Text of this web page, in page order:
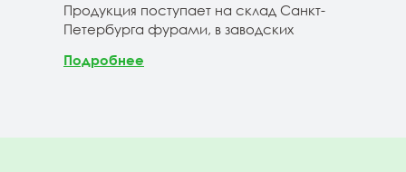
Продукция поступает на склад Санкт-
Петербурга фурами, в заводских
Подробнее